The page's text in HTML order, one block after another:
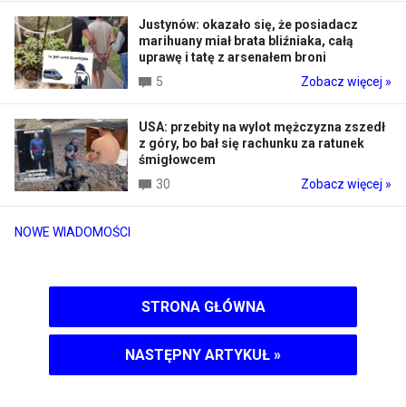
NOWE WIADOMOŚCI
Justynów: okazało się, że posiadacz
marihuany miał brata bliźniaka, całą
uprawę i tatę z arsenałem broni
5
Zobacz więcej »
USA: przebity na wylot mężczyzna zszedł
z góry, bo bał się rachunku za ratunek
śmigłowcem
30
Zobacz więcej »
STRONA GŁÓWNA
NASTĘPNY ARTYKUŁ »